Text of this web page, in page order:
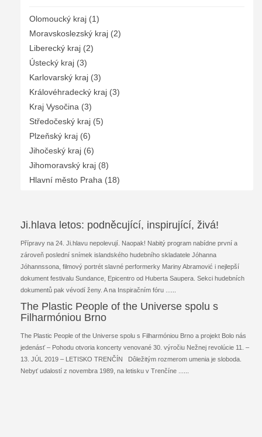
Olomoucký kraj (1)
Moravskoslezský kraj (2)
Liberecký kraj (2)
Ústecký kraj (3)
Karlovarský kraj (3)
Královéhradecký kraj (3)
Kraj Vysočina (3)
Středočeský kraj (5)
Plzeňský kraj (6)
Jihočeský kraj (6)
Jihomoravský kraj (8)
Hlavní město Praha (18)
Ji.hlava letos: podněcující, inspirující, živá!
Přípravy na 24. Ji.hlavu nepolevují. Naopak! Nabitý program nabídne první a
zároveň poslední snímek islandského hudebního skladatele Jóhanna
Jóhannssona, filmový portrét slavné performerky Mariny Abramović i nejlepší
dokument festivalu Sundance, Epicentro od Huberta Saupera. Sekci hudebních
dokumentů pak vévodí ženy. A na Inspiračním fóru ...
The Plastic People of the Universe spolu s
Filharmóniou Brno
The Plastic People of the Universe spolu s Filharmóniou Brno a projekt Bolo nás
jedenásť – Pohodu otvoria koncerty venované 30. výročiu Nežnej revolúcie 11. –
13. JÚL 2019 – LETISKO TRENČÍN Dôležitým rozmerom umenia je sloboda.
Nebyť udalostí z novembra 1989, na letisku v Trenčíne ...